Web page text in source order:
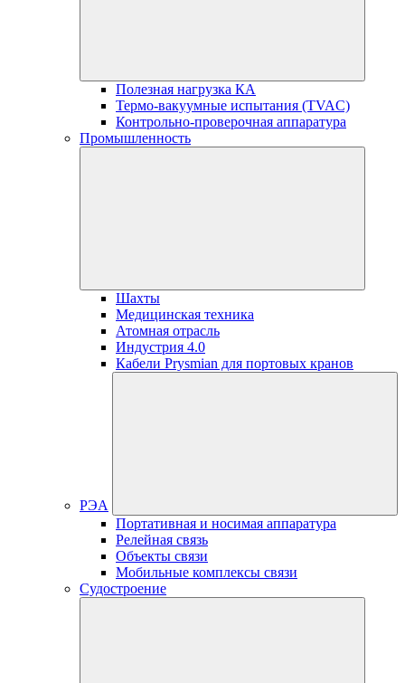
Полезная нагрузка КА
Термо-вакуумные испытания (TVAC)
Контрольно-проверочная аппаратура
Промышленность
Шахты
Медицинская техника
Атомная отрасль
Индустрия 4.0
Кабели Prysmian для портовых кранов
РЭА
Портативная и носимая аппаратура
Релейная связь
Объекты связи
Мобильные комплексы связи
Судостроение